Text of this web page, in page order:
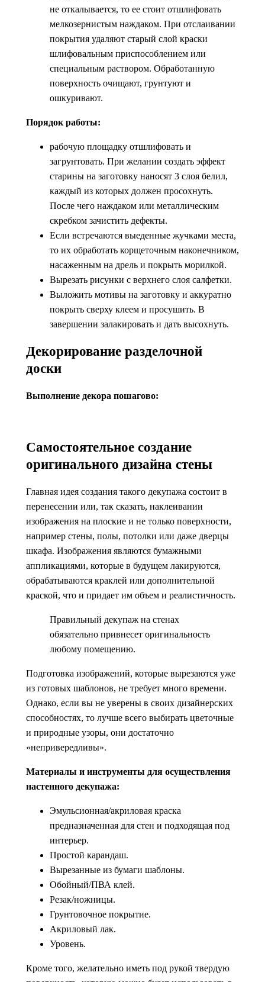
не откалывается, то ее стоит отшлифовать
мелкозернистым наждаком. При отслаивании
покрытия удаляют старый слой краски
шлифовальным приспособлением или
специальным раствором. Обработанную
поверхность очищают, грунтуют и
ошкуривают.
Порядок работы:
рабочую площадку отшлифовать и
загрунтовать. При желании создать эффект
старины на заготовку наносят 3 слоя белил,
каждый из которых должен просохнуть.
После чего наждаком или металлическим
скребком зачистить дефекты.
Если встречаются выеденные жучками места,
то их обработать корщеточным наконечником,
насаженным на дрель и покрыть морилкой.
Вырезать рисунки с верхнего слоя салфетки.
Выложить мотивы на заготовку и аккуратно
покрыть сверху клеем и просушить. В
завершении залакировать и дать высохнуть.
Декорирование разделочной
доски
Выполнение декора пошагово:
Самостоятельное создание
оригинального дизайна стены
Главная идея создания такого декупажа состоит в
перенесении или, так сказать, наклеивании
изображения на плоские и не только поверхности,
например стены, полы, потолки или даже дверцы
шкафа. Изображения являются бумажными
аппликациями, которые в будущем лакируются,
обрабатываются краклей или дополнительной
краской, что и придает им объем и реалистичность.
Правильный декупаж на стенах
обязательно привнесет оригинальность
любому помещению.
Подготовка изображений, которые вырезаются уже
из готовых шаблонов, не требует много времени.
Однако, если вы не уверены в своих дизайнерских
способностях, то лучше всего выбирать цветочные
и природные узоры, они достаточно
«непривередливы».
Материалы и инструменты для осуществления
настенного декупажа:
Эмульсионная/акриловая краска
предназначенная для стен и подходящая под
интерьер.
Простой карандаш.
Вырезанные из бумаги шаблоны.
Обойный/ПВА клей.
Резак/ножницы.
Грунтовочное покрытие.
Акриловый лак.
Уровень.
Кроме того, желательно иметь под рукой твердую